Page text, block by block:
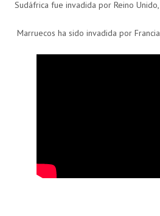
Sudáfrica fue invadida por Reino
Marruecos ha sido invadida por